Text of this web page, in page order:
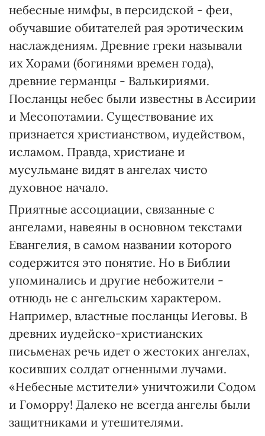
небесные нимфы, в персидской - феи,
обучавшие обитателей рая эротическим
наслаждениям. Древние греки называли
их Хорами (богинями времен года),
древние германцы - Валькириями.
Посланцы небес были известны в Ассирии
и Месопотамии. Существование их
признается христианством, иудейством,
исламом. Правда, христиане и
мусульмане видят в ангелах чисто
духовное начало.
Приятные ассоциации, связанные с
ангелами, навеяны в основном текстами
Евангелия, в самом названии которого
содержится это понятие. Но в Библии
упоминались и другие небожители -
отнюдь не с ангельским характером.
Например, властные посланцы Иеговы. В
древних иудейско-христианских
письменах речь идет о жестоких ангелах,
косивших солдат огненными лучами.
«Небесные мстители» уничтожили Содом
и Гоморру! Далеко не всегда ангелы были
защитниками и утешителями.